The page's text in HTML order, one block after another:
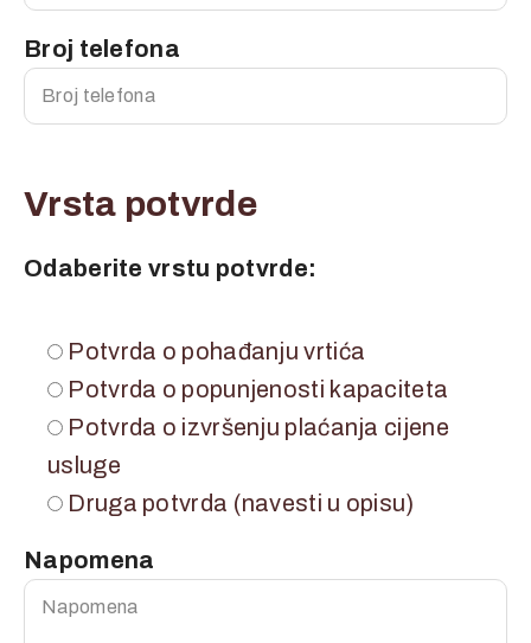
Broj telefona
Vrsta potvrde
Odaberite vrstu potvrde:
Potvrda o pohađanju vrtića
Potvrda o popunjenosti kapaciteta
Potvrda o izvršenju plaćanja cijene
usluge
Druga potvrda (navesti u opisu)
Napomena